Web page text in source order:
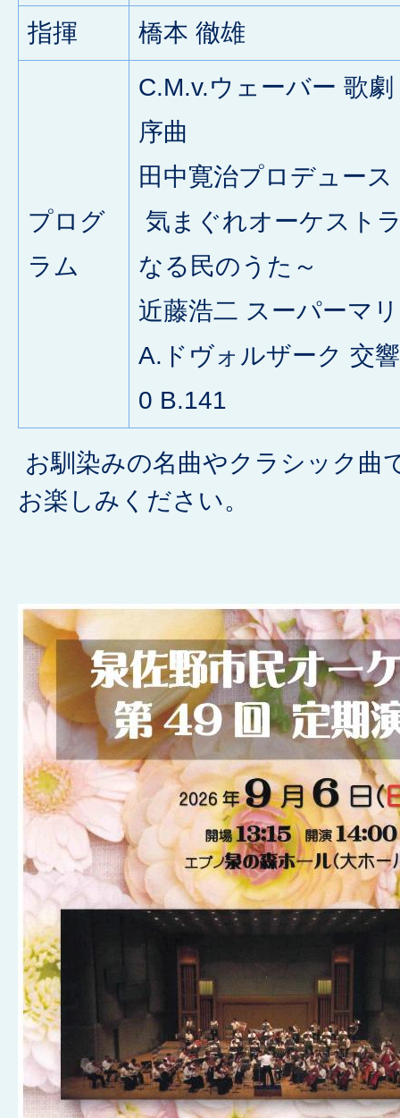
指揮
橋本 徹雄
プログ
ラム
C.M.v.ウェーバー 歌
序曲
田中寛治プロデュース
気まぐれオーケスト
なる民のうた～
近藤浩二 スーパーマ
A.ドヴォルザーク 交
0 B.141
お馴染みの名曲やクラシック曲
お楽しみください。